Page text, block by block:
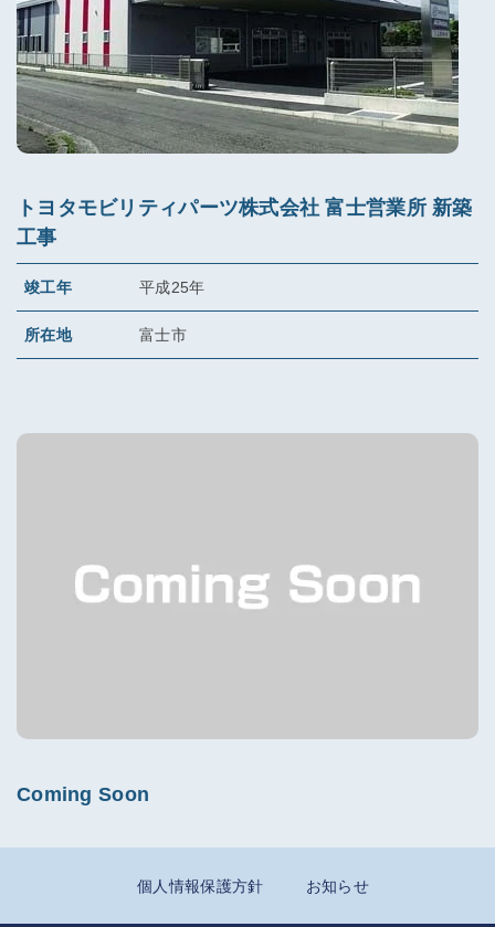
トヨタモビリティパーツ株式会社 富士営業所 新築
工事
竣工年 平成25年
所在地 富士市
Coming Soon
個人情報保護方針 お知らせ